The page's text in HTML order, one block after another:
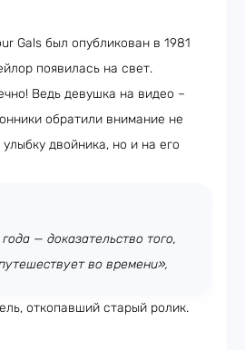
Gals был опубликован в 1981
появилась на свет.
Ведь девушка на видео –
обратили внимание не
двойника, но и на его
— доказательство того,
во времени»,
откопавший старый ролик.